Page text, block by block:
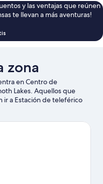
y las ventajas que reúnen
te llevan a más aventuras!
zona
en Centro de
Lakes. Aquellos que
ir a Estación de teleférico
que quienes
y Lake Mary.